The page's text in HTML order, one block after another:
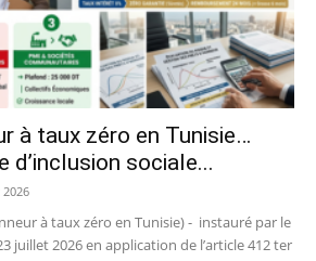
à taux zéro en Tunisie…
d’inclusion sociale...
à taux zéro en Tunisie) - instauré par le
juillet 2026 en application de l’article 412 ter